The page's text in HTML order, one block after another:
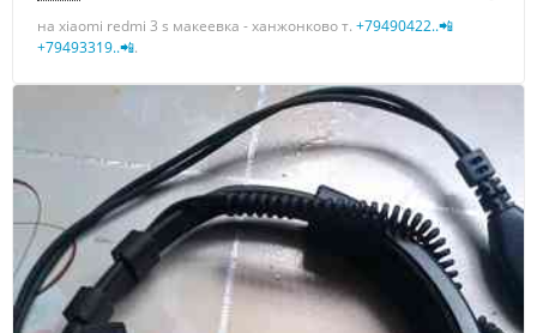
на xiaomi redmi 3 s макеевка - ханжонково т. +79490422..📲
+79493319..📲.